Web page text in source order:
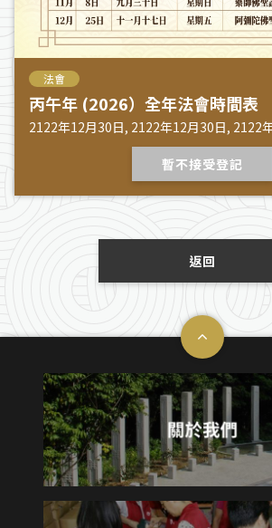
法會
丙午年 (2026）全年法會時間表
2122年12月30日, 2122年12月30日, 2122
暫不接受登記
返回